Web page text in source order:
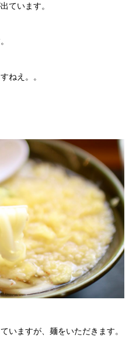
ています。
ねえ。。
いますが、麺をいただきます。